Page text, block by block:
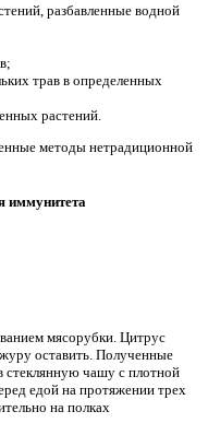
разбавленные водной
трав в определенных
растений.
методы нетрадиционной
иммунитета
мясорубки. Цитрус
оставить. Полученные
стеклянную чашу с плотной
едой на протяжении трех
на полках